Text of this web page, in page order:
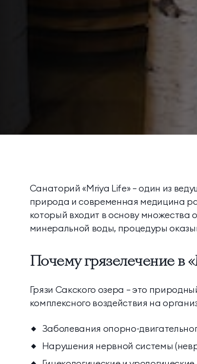
Санаторий «Mriya Life» — один из
природа и современная медицина
который входит в основу множества
минеральной воды, процедуры
Почему грязелечение в
Грязи Сакского озера — это
комплексного воздействия на
Заболевания опорно-
Нарушения нервной системы